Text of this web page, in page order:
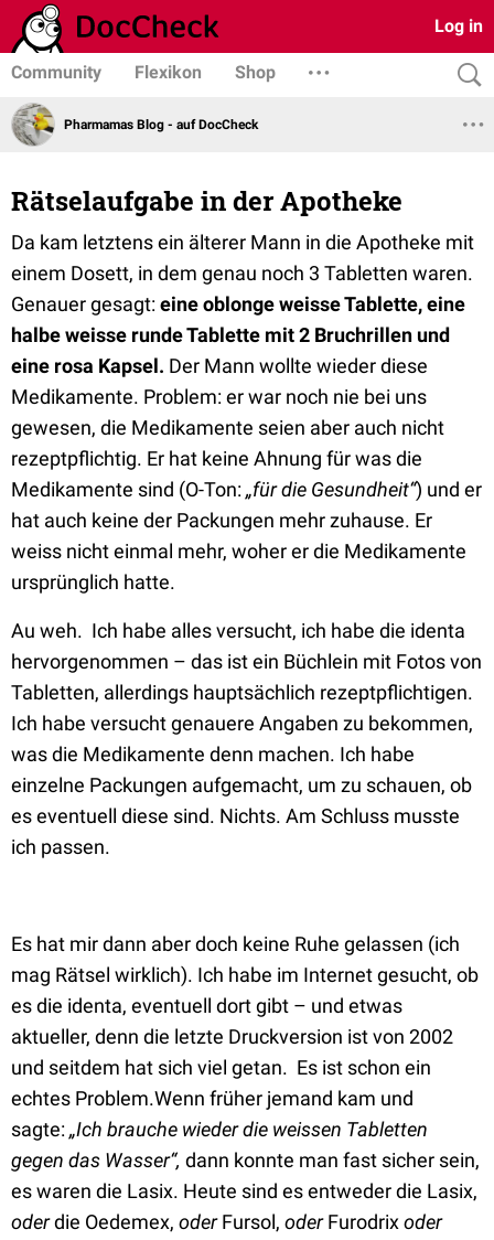
Log in
Community Flexikon Shop
Pharmamas Blog - auf DocCheck
Rätselaufgabe in der Apotheke
Da kam letztens ein älterer Mann in die Apotheke mit
einem Dosett, in dem genau noch 3 Tabletten waren.
Genauer gesagt:eine oblonge weisse Tablette, eine
halbe weisse runde Tablette mit 2 Bruchrillen und
eine rosa Kapsel. Der Mann wollte wieder diese
Medikamente. Problem: er war noch nie bei uns
gewesen, die Medikamente seien aber auch nicht
rezeptpflichtig. Er hat keine Ahnung für was die
Medikamente sind (O-Ton:„für die Gesundheit“) und er
hat auch keine der Packungen mehr zuhause. Er
weiss nicht einmal mehr, woher er die Medikamente
ursprünglich hatte.
Au weh. Ich habe alles versucht, ich habe die identa
hervorgenommen – das ist ein Büchlein mit Fotos von
Tabletten, allerdings hauptsächlich rezeptpflichtigen.
Ich habe versucht genauere Angaben zu bekommen,
was die Medikamente denn machen. Ich habe
einzelne Packungen aufgemacht, um zu schauen, ob
es eventuell diese sind. Nichts. Am Schluss musste
ich passen.
Es hat mir dann aber doch keine Ruhe gelassen (ich
mag Rätsel wirklich). Ich habe im Internet gesucht, ob
es die identa, eventuell dort gibt – und etwas
aktueller, denn die letzte Druckversion ist von 2002
und seitdem hat sich viel getan. Es ist schon ein
echtes Problem.Wenn früher jemand kam und
sagte:„Ich brauche wieder die weissen Tabletten
gegen das Wasser“, dann konnte man fast sicher sein,
es waren die Lasix. Heute sind es entweder die Lasix,
oderdie Oedemex, oderFursol, oderFurodrixoder